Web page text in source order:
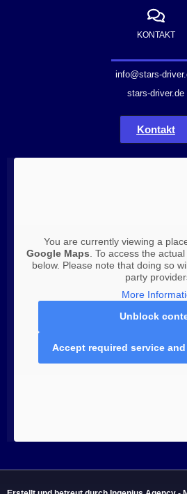
KONTAKT
info@stars-
stars-driver.de
Kontakt
You are currently viewing a
Google Maps . To access the
below. Please note that doing so
party
More
Unblock
Accept required service